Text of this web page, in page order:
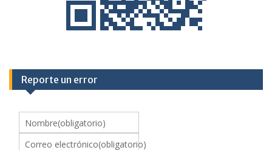
Reporte un error
Nombre(obligatorio)
Correo electrónico(obligatorio)